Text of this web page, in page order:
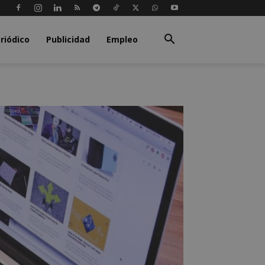
Publicidad Empleo